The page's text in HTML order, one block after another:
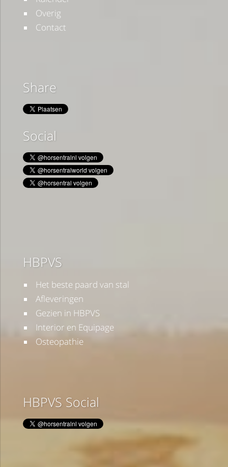
Overig
Contact
Share
Social
HBPVS
Het beste paard van stal
Afleveringen
Gezien in HBPVS
Interior en Equipage
Osteopathie
HBPVS Social